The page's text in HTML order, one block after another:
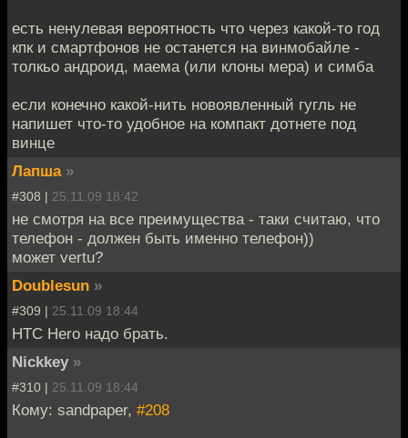
есть ненулевая вероятность что через какой-то год
кпк и смартфонов не останется на винмобайле -
толкьо андроид, маема (или клоны мера) и симба
если конечно какой-нить новоявленный гугль не
напишет что-то удобное на компакт дотнете под
винце
Лапша »
#308 | 25.11.09 18:42
не смотря на все преимущества - таки считаю, что
телефон - должен быть именно телефон))
может vertu?
Doublesun »
#309 | 25.11.09 18:44
HTC Hero надо брать.
Nickkey »
#310 | 25.11.09 18:44
Кому: sandpaper, #208